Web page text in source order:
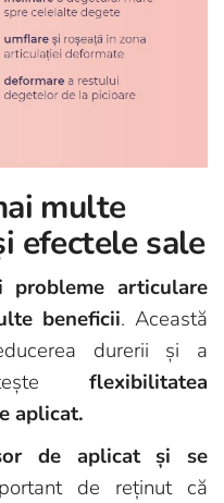
multe
efectele sale
articulare
beneficii. Această
durerii și a
flexibilitatea
aplicat.
de aplicat și se
de reținut că